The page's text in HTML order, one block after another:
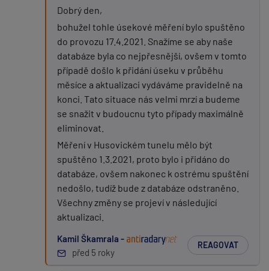
Dobrý den,
bohužel tohle úsekové měření bylo spuštěno
do provozu 17.4.2021. Snažíme se aby naše
databáze byla co nejpřesnější, ovšem v tomto
případě došlo k přidání úseku v průběhu
měsíce a aktualizaci vydáváme pravidelně na
konci. Tato situace nás velmi mrzí a budeme
se snažit v budoucnu tyto případy maximálně
eliminovat.
Měření v Husovickém tunelu mělo být
spuštěno 1.3.2021, proto bylo i přidáno do
databáze, ovšem nakonec k ostrému spuštění
nedošlo, tudíž bude z databáze odstraněno.
Všechny změny se projeví v následující
aktualizaci.
Kamil Škamrala -
před 5 roky
REAGOVAT